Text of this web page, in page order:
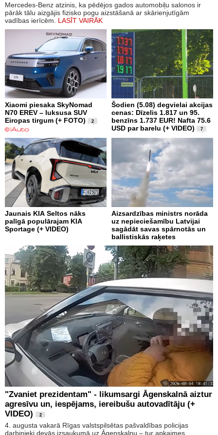
Mercedes-Benz atzinis, ka pēdējos gados automobiļu salonos ir
pārāk tālu aizgājis fizisko pogu aizstāšanā ar skārienjutīgām
vadības ierīcēm. LASĪT VAIRĀK
Xiaomi piesaka SkyNomad
N70 EREV – luksusa SUV
Eiropas tirgum (+ FOTO)
2
Šodien (5.08) degvielai akcijas
cenas: Dīzelis 1.817 un 95.
benzīns 1.737 EUR! Nafta 75.6
USD par barelu (+ VIDEO)
7
Jaunais KIA Seltos nāks
palīgā populārajam KIA
Sportage (+ VIDEO)
Aizsardzības ministrs norāda
uz nepieciešamību Latvijai
sagādāt savas spārnotās un
ballistiskās raķetes
"Zvaniet prezidentam" - likumsargi Āgenskalnā aiztur
agresīvu un, iespējams, iereibušu autovadītāju (+
VIDEO)
2
4. augusta vakarā Rīgas valstspilsētas pašvaldības policijas
darbinieki devās izsaukumā uz Āgenskalnu – tur apkaimes